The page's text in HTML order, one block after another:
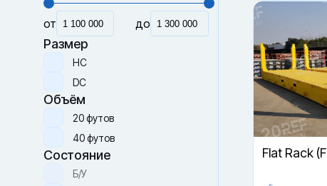
от до
Размер
HC
DC
Объём
20 футов
40 футов
Состояние
Б/У
Flat Rack